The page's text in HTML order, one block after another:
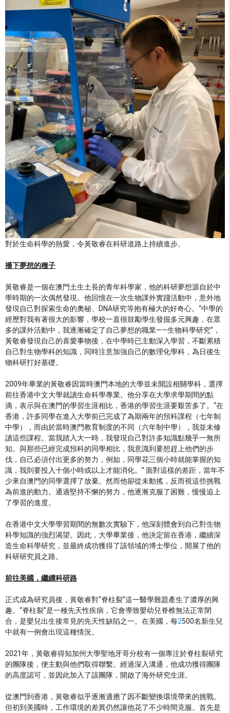
對於生命科學的熱愛，令黃敬睿在科研道路上持續進步。
播下夢想的種子
黃敬睿是一個在澳門土生土長的青年科學家，他的科研夢想源自於中
學時期的一次偶然發現。他回憶在一次生物課外實踐活動中，意外地
發現自己對探索生命的奧秘、DNA研究等抱有極大的好奇心。“中學的
經歷對我有著很大的影響，學校一直很鼓勵學生發掘多元興趣，在眾
多的課外活動中，我逐漸確定了自己夢想的職業——生物科學研究”，
黃敬睿發現自己的喜愛事物後，在中學時已主動深入學習，不斷累積
自己對生物學科的知識，同時注意加強自己的數理化學科，為日後生
物科研打好基礎。
2009年畢業的黃敬睿因當時澳門本地的大學並未開設相關學科，選擇
前往香港中文大學就讀生命科學專業。他分享在大學求學期間的點
滴，表示與在澳門的學習生涯相比，香港的學習生涯要艱苦多了。“在
香港，許多同學在進入大學前已完成了為期兩年的預科課程（七年制
中學），而由於當時澳門教育制度的不同（六年制中學），我並未修
讀這些課程。當我踏入大一時，我發現自己對許多知識點幾乎一無所
知。與那些已經完成預科的同學相比，我意識到要想趕上他們的步
伐，自己必須付出更多的努力，例如，同學花三個小時就能掌握的知
識，我則要投入十個小時或以上才能消化。” 面對這樣的差距，當年不
少來自澳門的同學選擇了放棄。然而他卻從未動搖，反而視這些挑戰
為前進的動力。通過堅持不懈的努力，他逐漸克服了困難，慢慢追上
了學習的進度。
在香港中文大學學習期間的無數次實驗下，他深刻體會到自己對生物
科學知識的強烈渴望。因此，大學畢業後，他決定留在香港，繼續深
造生命科學研究，並最終成功獲得了該領域的博士學位，開展了他的
科研研究員之路。
前往美國，繼續科研路
正式成為研究員後，黃敬睿對“脊柱裂”這一醫學難題產生了濃厚的興
趣。“脊柱裂”是一種先天性疾病，它會導致嬰幼兒脊椎無法正常閉
合，是嬰兒出生後常見的先天性缺陷之一。在美國，每2500名新生兒
中就有一例會出現這種情況。
2021年，黃敬睿得知加州大學聖地牙哥分校有一個專注於脊柱裂研究
的團隊後，便主動與他們取得聯繫。經過深入溝通，他成功獲得團隊
的高度認可，並因此加入了該團隊，開啟了海外研究生涯。
從澳門到香港，黃敬睿似乎逐漸適應了因不斷變換環境帶來的挑戰。
但初到美國時，工作環境的差異仍然讓他花了不少時間克服。首先是